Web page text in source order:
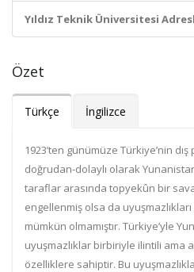
Yıldız Teknik Üniversitesi
Özet
Türkçe İngilizce
1923’ten günümüze Türkiye’nin
doğrudan-dolaylı olarak
taraflar arasında topyekûn bir
engellenmiş olsa da uyuşmazlıkları
mümkün olmamıştır. Türkiye’yle
uyuşmazlıklar birbiriyle ilintili ama
özelliklere sahiptir. Bu